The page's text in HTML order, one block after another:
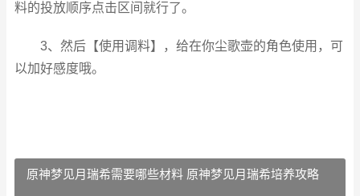
料的投放顺序点击区间就行了。
3、然后【使用调料】，给在你尘歌壶的角色使用，可
以加好感度哦。
原神梦见月瑞希需要哪些材料 原神梦见月瑞希培养攻略